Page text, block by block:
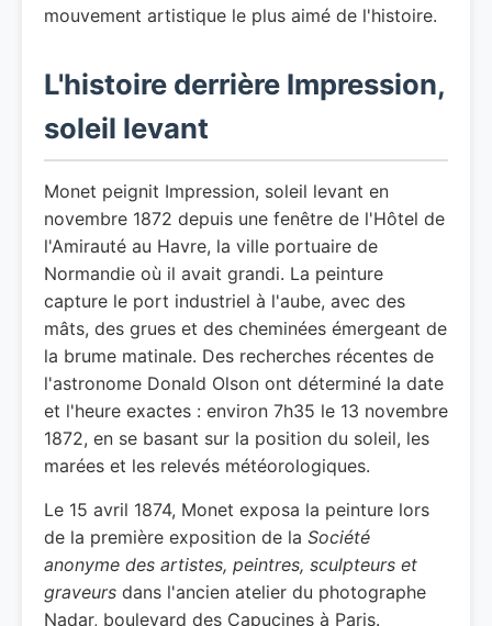
mouvement artistique le plus aimé de l'histoire.
L'histoire derrière Impression,
soleil levant
Monet peignit Impression, soleil levant en
novembre 1872 depuis une fenêtre de l'Hôtel de
l'Amirauté au Havre, la ville portuaire de
Normandie où il avait grandi. La peinture
capture le port industriel à l'aube, avec des
mâts, des grues et des cheminées émergeant de
la brume matinale. Des recherches récentes de
l'astronome Donald Olson ont déterminé la date
et l'heure exactes : environ 7h35 le 13 novembre
1872, en se basant sur la position du soleil, les
marées et les relevés météorologiques.
Le 15 avril 1874, Monet exposa la peinture lors
de la première exposition de la Société
anonyme des artistes, peintres, sculpteurs et
graveurs dans l'ancien atelier du photographe
Nadar, boulevard des Capucines à Paris.